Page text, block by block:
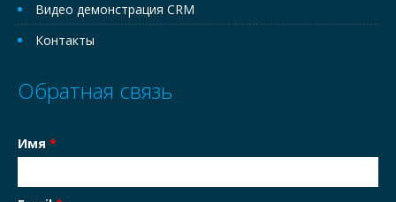
Видео демонстрация CRM
Контакты
Обратная связь
Имя *